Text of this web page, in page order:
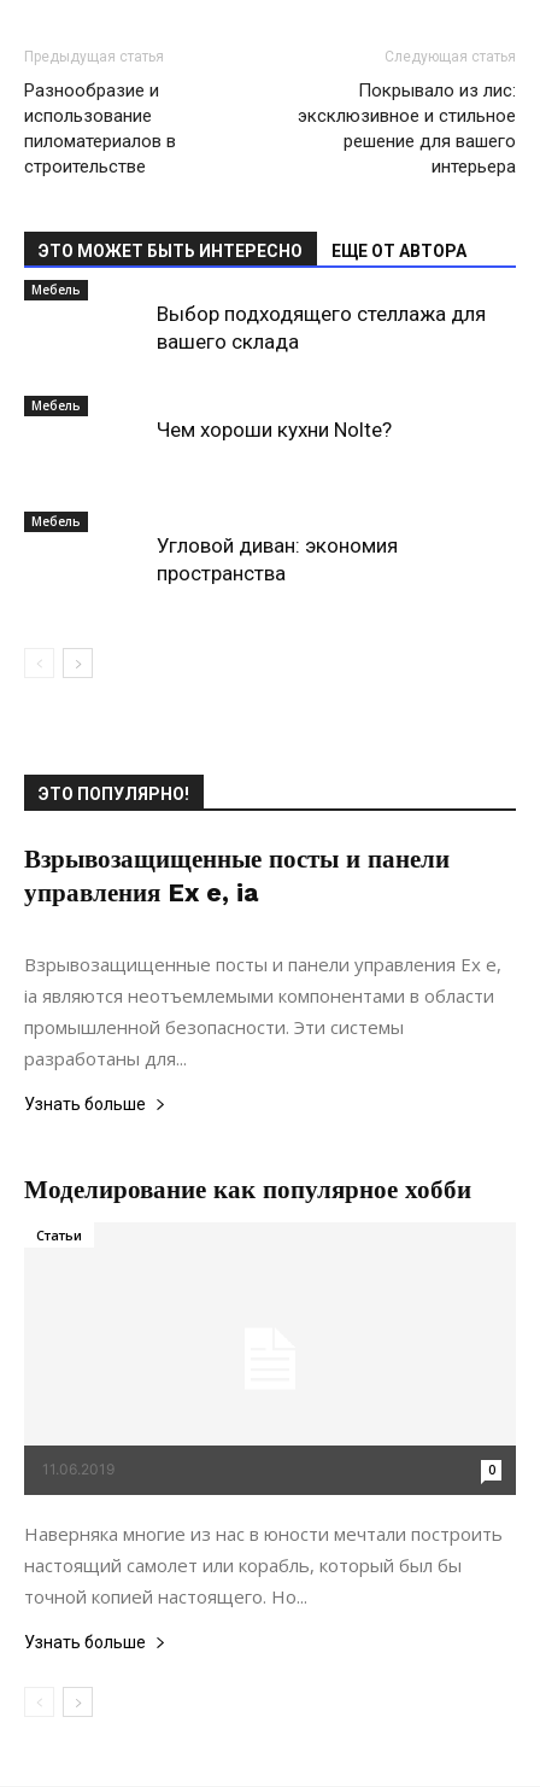
Предыдущая статья
Разнообразие и
использование
пиломатериалов в
строительстве
Следующая статья
Покрывало из лис:
эксклюзивное и стильное
решение для вашего
интерьера
ЭТО МОЖЕТ БЫТЬ ИНТЕРЕСНО ЕЩЕ ОТ АВТОРА
Мебель
Выбор подходящего стеллажа для
вашего склада
Мебель
Чем хороши кухни Nolte?
Мебель
Угловой диван: экономия
пространства
ЭТО ПОПУЛЯРНО!
Взрывозащищенные посты и панели
управления Ex e, ia
12.06.2024
Взрывозащищенные посты и панели управления Ex e,
ia являются неотъемлемыми компонентами в области
промышленной безопасности. Эти системы
разработаны для...
Узнать больше
Моделирование как популярное хобби
11.06.2019 0
Статьи
Наверняка многие из нас в юности мечтали построить
настоящий самолет или корабль, который был бы
точной копией настоящего. Но...
Узнать больше